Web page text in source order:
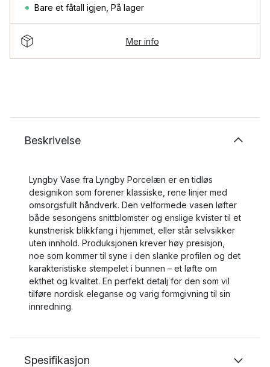
Bare et fåtall igjen På lager
Mer info
Beskrivelse
Lyngby Vase fra Lyngby Porcelæn er en tidløs
designikon som forener klassiske, rene linjer med
omsorgsfullt håndverk. Den velformede vasen løfter
både sesongens snittblomster og enslige kvister til et
kunstnerisk blikkfang i hjemmet, eller står selvsikker
uten innhold. Produksjonen krever høy presisjon,
noe som kommer til syne i den slanke profilen og det
karakteristiske stempelet i bunnen – et løfte om
ekthet og kvalitet. En perfekt detalj for den som vil
tilføre nordisk eleganse og varig formgivning til sin
innredning.
Spesifikasjon